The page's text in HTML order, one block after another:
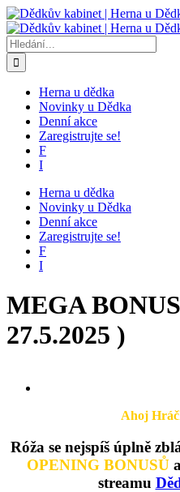
Přeskočit
na
obsah
Hledat:
Herna u dědka
Novinky u Dědka
Denní akce
Zaregistrujte se!
F
I
Herna u dědka
Novinky u Dědka
Denní akce
Zaregistrujte se!
F
I
MEGA
27.5.2025 )
Ahoj
Róža se nejspíš úplně
OPENING BONUSŮ
streamu